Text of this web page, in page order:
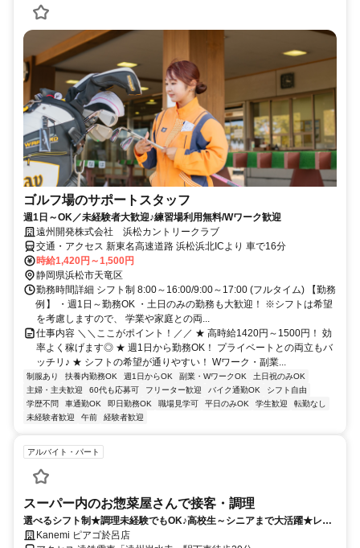
ゴルフ場のサポートスタッフ
週1日～OK／未経験者大歓迎♪練習場利用無料/Wワーク歓迎
遠州開発株式会社 浜松カントリークラブ
交通・アクセス 新東名高速道路 浜松浜北ICより 車で16分
時給1,420円～1,500円
静岡県浜松市天竜区
勤務時間詳細 シフト制 8:00～16:00/9:00～17:00 (フルタイム) 【勤務
例】 ・週1日～勤務OK ・土日のみの勤務も大歓迎！ ※シフトは希望
を考慮しますので、 学業や家庭との両...
仕事内容 ＼＼ここがポイント！／／ ★ 高時給1420円～1500円！ 効
率よく稼げます◎ ★ 週1日から勤務OK！ プライベートとの両立もバ
ッチリ♪ ★ シフトの希望が通りやすい！ Wワーク・副業...
制服あり 扶養内勤務OK 週1日からOK 副業・WワークOK
土日祝のみOK
主婦・主夫歓迎
60代も応募可 フリーター歓迎 バイク通勤OK
シフト自由
学歴不問
車通勤OK 即日勤務OK 職場見学可 平日のみOK 学生歓迎
転勤なし
未経験者歓迎
午前 経験者歓迎
アルバイト・パート
スーパー内のお惣菜屋さんで接客・調理
選べるシフト制★調理未経験でもOK♪高校生～シニアまで大活躍★レジ
業務なしのお惣菜屋さん
Kanemi ピアゴ於呂店